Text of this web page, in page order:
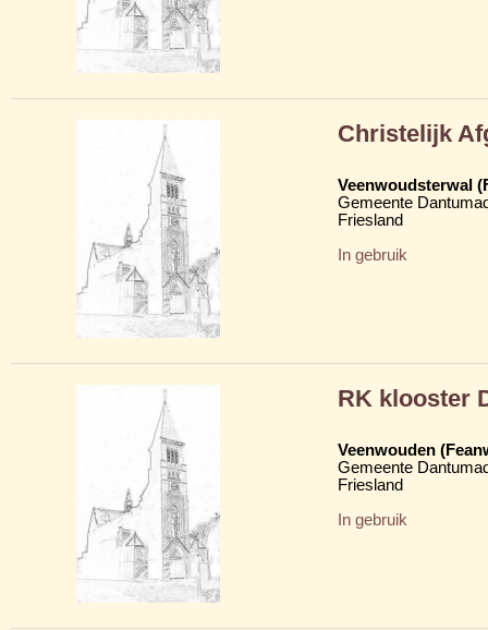
Christelijk
Veenwoudsterwal
Gemeente
Friesland
In gebruik
RK klooster
Veenwouden
Gemeente
Friesland
In gebruik